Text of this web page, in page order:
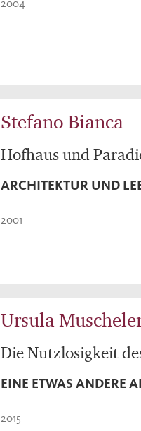
2004
Stefano Bianca
Hofhaus und
ARCHITEKTUR UND
2001
Ursula
Die Nutzlosigkeit
EINE ETWAS ANDERE
2015